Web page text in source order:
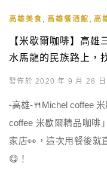
高雄美食 , 高雄餐酒館 , 高
【米歇爾咖啡】高
水馬龍的民族路上，
發佈於 2020 年 9 月 28 日
-高雄-🍴Michel coffee
coffee 米歇爾精品咖啡
家店👀，這次用餐後就
😋！